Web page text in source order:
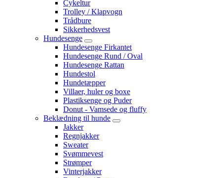
Cykeltur
Trolley / Klapvogn
Trådbure
Sikkerhedsvest
Hundesenge
Hundesenge Firkantet
Hundesenge Rund / Oval
Hundesenge Rattan
Hundestol
Hundetæpper
Villaer, huler og boxe
Plastiksenge og Puder
Donut - Vamsede og fluffy
Beklædning til hunde
Jakker
Regnjakker
Sweater
Svømmevest
Strømper
Vinterjakker